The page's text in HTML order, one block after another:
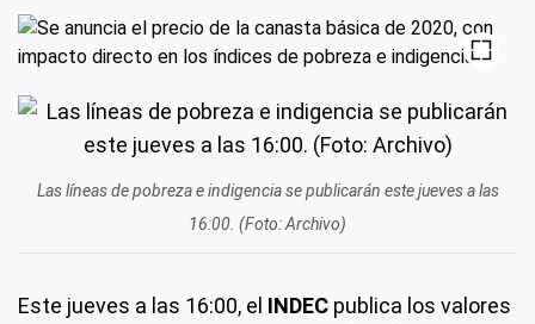
Las líneas de pobreza e indigencia se publicarán este jueves a las
16:00. (Foto: Archivo)
Este jueves a las 16:00, el INDEC publica los valores